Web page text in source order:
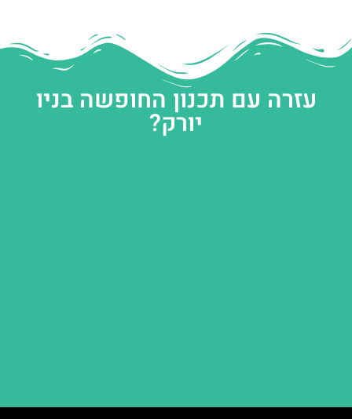
עזרה עם תכנון החופשה בניו
יורק?